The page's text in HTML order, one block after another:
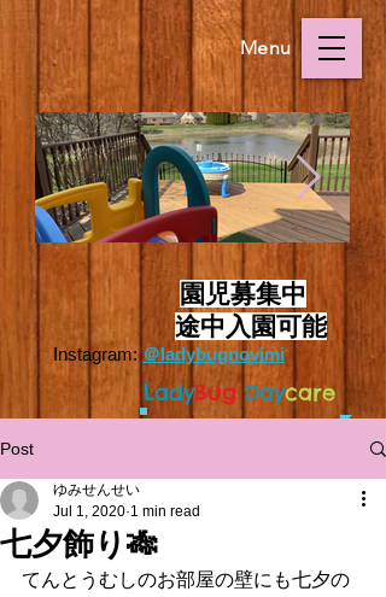
Outside.HEIC
​
園児募集中
途中入園可能
Instagram: ＠ladybugnovimi
LadyBug Daycare
Menu
Post
七夕飾り🎋
ゆみせんせい
Jul 1, 2020 1 min read
てんとうむしのお部屋の壁にも七夕の